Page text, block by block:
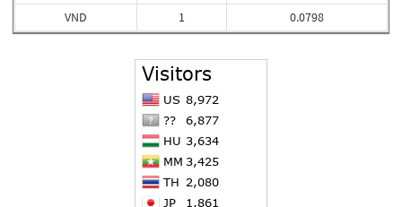
VND
1
0.0798